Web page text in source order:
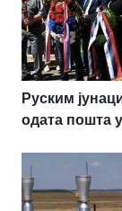
Руским
одата пошта